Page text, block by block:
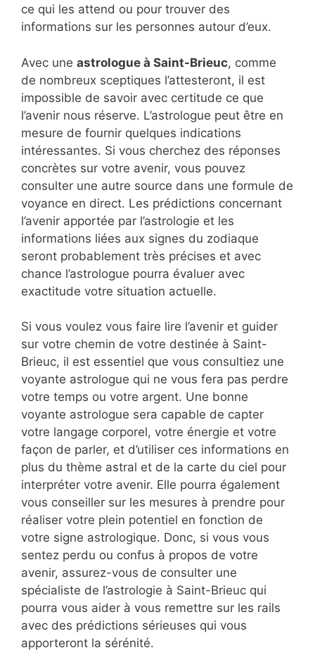
ce qui les attend ou pour trouver des
informations sur les personnes autour d’eux.
Avec une astrologue à Saint-Brieuc, comme
de nombreux sceptiques l’attesteront, il est
impossible de savoir avec certitude ce que
l’avenir nous réserve. L’astrologue peut être en
mesure de fournir quelques indications
intéressantes. Si vous cherchez des réponses
concrètes sur votre avenir, vous pouvez
consulter une autre source dans une formule de
voyance en direct. Les prédictions concernant
l’avenir apportée par l’astrologie et les
informations liées aux signes du zodiaque
seront probablement très précises et avec
chance l’astrologue pourra évaluer avec
exactitude votre situation actuelle.
Si vous voulez vous faire lire l’avenir et guider
sur votre chemin de votre destinée à Saint-
Brieuc, il est essentiel que vous consultiez une
voyante astrologue qui ne vous fera pas perdre
votre temps ou votre argent. Une bonne
voyante astrologue sera capable de capter
votre langage corporel, votre énergie et votre
façon de parler, et d’utiliser ces informations en
plus du thème astral et de la carte du ciel pour
interpréter votre avenir. Elle pourra également
vous conseiller sur les mesures à prendre pour
réaliser votre plein potentiel en fonction de
votre signe astrologique. Donc, si vous vous
sentez perdu ou confus à propos de votre
avenir, assurez-vous de consulter une
spécialiste de l’astrologie à Saint-Brieuc qui
pourra vous aider à vous remettre sur les rails
avec des prédictions sérieuses qui vous
apporteront la sérénité.